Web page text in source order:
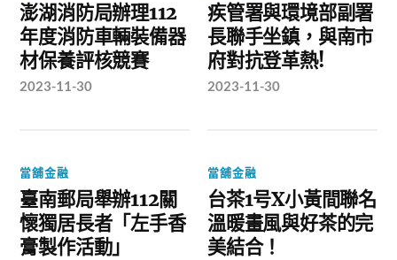
澎湖消防局辦理112
年度消防車輛裝備器
材保養評核競賽
2023-11-30
疾管署與環境部副署
長聯手坐鎮，與南市
府對抗登革熱!
2023-11-30
當舖金融
臺南郵局舉辦112關
懷獨居長者「左手香
膏製作活動」
當舖金融
台茶1号X小黃間聯名
溫暖畫風與好茶的完
美結合！